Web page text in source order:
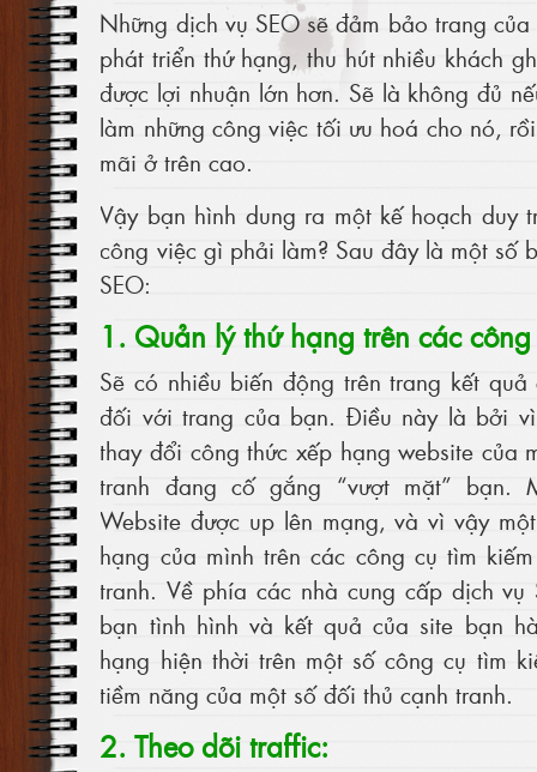
Những dịch vụ SEO sẽ đảm bảo trang
phát triển thứ hạng, thu hút nhiều khách
được lợi nhuận lớn hơn. Sẽ là không đủ
làm những công việc tối ưu hoá cho nó,
mãi ở trên cao.
Vậy bạn hình dung ra một kế hoạch duy
công việc gì phải làm? Sau đây là một số
SEO:
1. Quản lý thứ hạng trên các
Sẽ có nhiều biến động trên trang kết
đối với trang của bạn. Điều này là bởi
thay đổi công thức xếp hạng website của
tranh đang cố gắng “vượt mặt” bạn.
Website được up lên mạng, và vì vậy
hạng của mình trên các công cụ tìm
tranh. Về phía các nhà cung cấp dịch
bạn tình hình và kết quả của site bạn
hạng hiện thời trên một số công cụ tìm
tiềm năng của một số đối thủ cạnh tranh.
2. Theo dõi traffic: